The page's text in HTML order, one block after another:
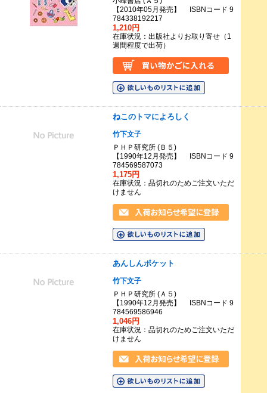
【2010年05月発売】 ISBNコード 9
784338192217
1,210円
在庫状況：出版社よりお取り寄せ（1
週間程度で出荷）
ねこのトマによろしく
竹下文子
ＰＨＰ研究所 (Ｂ５)
【1990年12月発売】 ISBNコード 9
784569587073
1,175円
在庫状況：品切れのためご注文いただ
けません
あんしんポケット
竹下文子
ＰＨＰ研究所 (Ａ５)
【1990年12月発売】 ISBNコード 9
784569586946
1,046円
在庫状況：品切れのためご注文いただ
けません